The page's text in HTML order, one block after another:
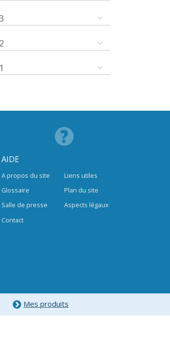
AIDE
A propos du site
Glossaire
Salle de presse
Contact
Liens utiles
Plan du site
Aspects légaux
Mes produits